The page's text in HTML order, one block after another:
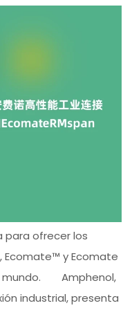
para ofrecer los
Ecomate™ y Ecomate
mundo. Amphenol,
industrial, presenta